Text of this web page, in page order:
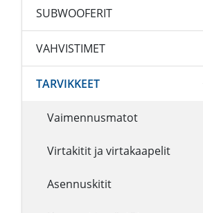
SUBWOOFERIT
VAHVISTIMET
TARVIKKEET
Vaimennusmatot
Virtakitit ja virtakaapelit
Asennuskitit